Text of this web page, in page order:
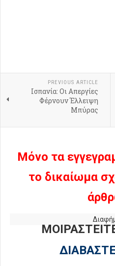
PREVIOUS ARTICLE
Ισπανία: Οι Απεργίες
Φέρνουν Έλλειψη
Μπύρας
Μόνο τα
το δικαίωμα